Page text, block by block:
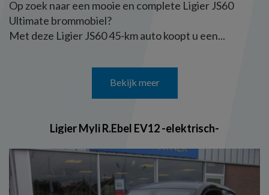
Op zoek naar een mooie en complete Ligier JS60
Ultimate brommobiel?
Met deze Ligier JS60 45-km auto koopt u een...
Bekijk meer
Ligier Myli R.Ebel EV12 -elektrisch-